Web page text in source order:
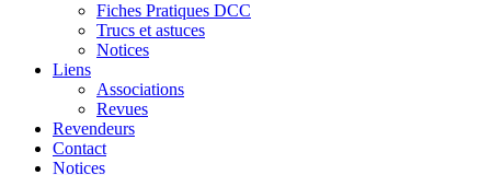
Fiches Pratiques DCC
Trucs et astuces
Notices
Liens
Associations
Revues
Revendeurs
Contact
Notices